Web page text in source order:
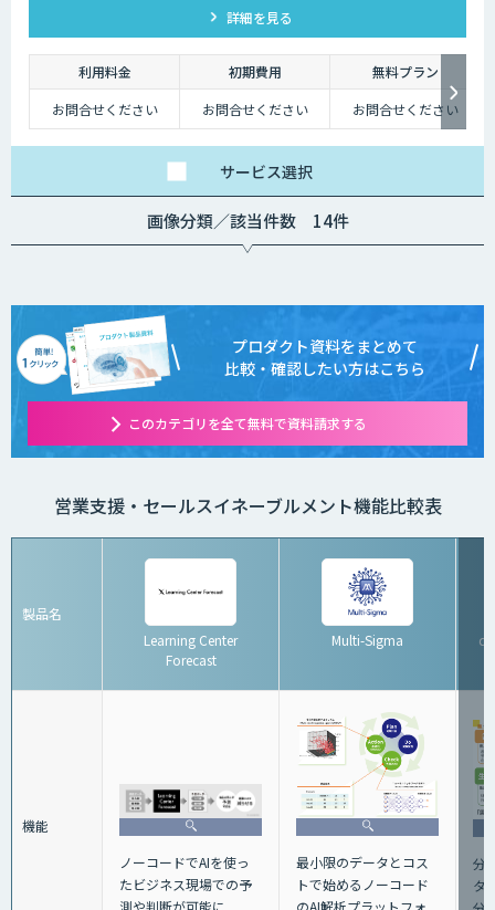
詳細を見る
利用料金 初期費用
無料プラン
お問合せください
お問合せください お問合せください
サービス選択
画像分類／該当件数 14件
プロダクト資料をまとめて
比較・確認したい方はこちら
このカテゴリを全て無料で資料請求する
営業支援・セールスイネーブルメント機能比較表
製品名
Learning Center
Forecast
Multi-Sigma
機能
ノーコードでAIを使っ
たビジネス現場での予
測や判断が可能に
最小限のデータとコス
トで始めるノーコード
分
タ